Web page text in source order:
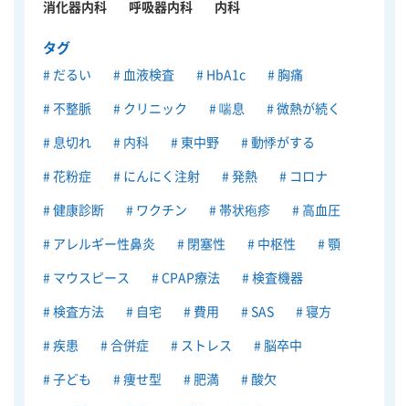
消化器内科 呼吸器内科 内科
タグ
だるい 血液検査 HbA1c 胸痛
不整脈 クリニック 喘息 微熱が続く
息切れ 内科 東中野 動悸がする
花粉症 にんにく注射 発熱 コロナ
健康診断 ワクチン 帯状疱疹 高血圧
アレルギー性鼻炎 閉塞性 中枢性 顎
マウスピース CPAP療法 検査機器
検査方法 自宅 費用 SAS 寝方
疾患 合併症 ストレス 脳卒中
子ども 痩せ型 肥満 酸欠